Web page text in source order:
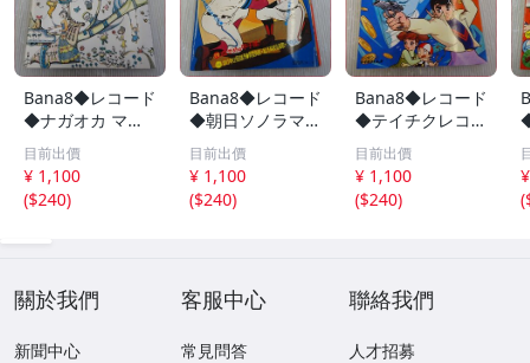
Bana8◆レコード
◆ナガオカ マジ
ックレコード シ
ートレコード ソ
ノシート アナロ
グ レトロ コレク
目前出價
¥ 1,100
($240)
Bana8◆レコード
◆朝日ソノラマ
巨人の星 ソノシ
ート 絵本 レトロ
コレクション
目前出價
¥ 1,100
($240)
Bana8◆レコード
◆テイチクレコー
ド わんぱく探偵
団 レトロ コレク
ション
目前出價
¥ 1,100
($240)
(
關於我們
新聞中心
客服中心
常見問答
聯絡我們
人才招募